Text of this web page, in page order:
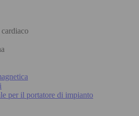
per il portatore di impianto